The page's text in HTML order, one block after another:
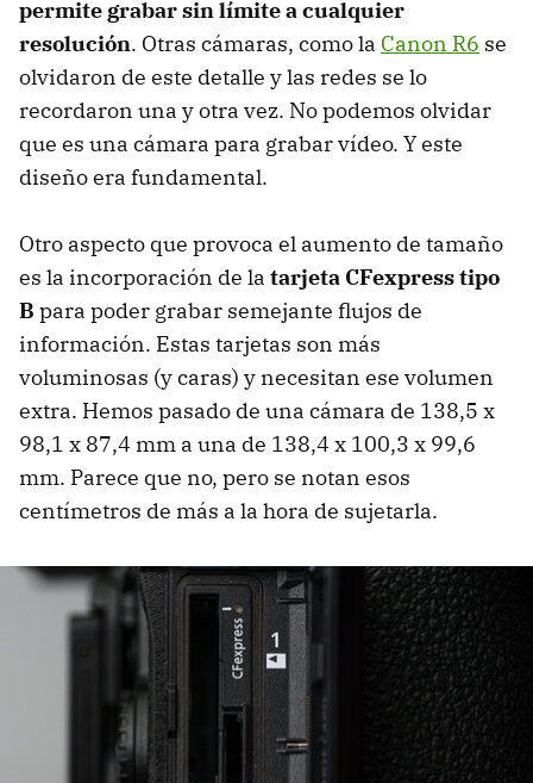
permite grabar sin límite a cualquier
resolución. Otras cámaras, como la Canon R6 se
olvidaron de este detalle y las redes se lo
recordaron una y otra vez. No podemos olvidar
que es una cámara para grabar vídeo. Y este
diseño era fundamental.
Otro aspecto que provoca el aumento de tamaño
es la incorporación de la tarjeta CFexpress tipo
B para poder grabar semejante flujos de
información. Estas tarjetas son más
voluminosas (y caras) y necesitan ese volumen
extra. Hemos pasado de una cámara de 138,5 x
98,1 x 87,4 mm a una de 138,4 x 100,3 x 99,6
mm. Parece que no, pero se notan esos
centímetros de más a la hora de sujetarla.